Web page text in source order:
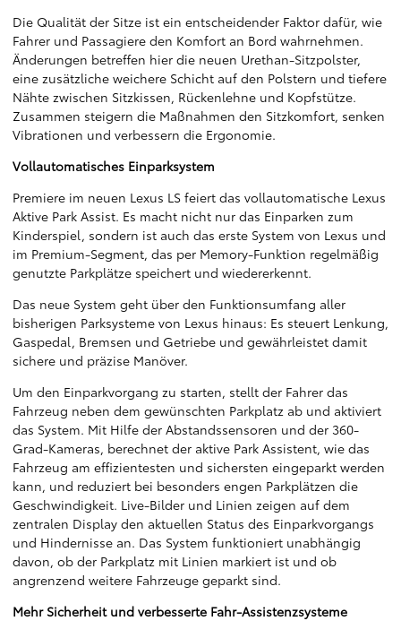
Die Qualität der Sitze ist ein entscheidender Faktor dafür, wie
Fahrer und Passagiere den Komfort an Bord wahrnehmen.
Änderungen betreffen hier die neuen Urethan-Sitzpolster,
eine zusätzliche weichere Schicht auf den Polstern und tiefere
Nähte zwischen Sitzkissen, Rückenlehne und Kopfstütze.
Zusammen steigern die Maßnahmen den Sitzkomfort, senken
Vibrationen und verbessern die Ergonomie.
Vollautomatisches Einparksystem
Premiere im neuen Lexus LS feiert das vollautomatische Lexus
Aktive Park Assist. Es macht nicht nur das Einparken zum
Kinderspiel, sondern ist auch das erste System von Lexus und
im Premium-Segment, das per Memory-Funktion regelmäßig
genutzte Parkplätze speichert und wiedererkennt.
Das neue System geht über den Funktionsumfang aller
bisherigen Parksysteme von Lexus hinaus: Es steuert Lenkung,
Gaspedal, Bremsen und Getriebe und gewährleistet damit
sichere und präzise Manöver.
Um den Einparkvorgang zu starten, stellt der Fahrer das
Fahrzeug neben dem gewünschten Parkplatz ab und aktiviert
das System. Mit Hilfe der Abstandssensoren und der 360-
Grad-Kameras, berechnet der aktive Park Assistent, wie das
Fahrzeug am effizientesten und sichersten eingeparkt werden
kann, und reduziert bei besonders engen Parkplätzen die
Geschwindigkeit. Live-Bilder und Linien zeigen auf dem
zentralen Display den aktuellen Status des Einparkvorgangs
und Hindernisse an. Das System funktioniert unabhängig
davon, ob der Parkplatz mit Linien markiert ist und ob
angrenzend weitere Fahrzeuge geparkt sind.
Mehr Sicherheit und verbesserte Fahr-Assistenzsysteme